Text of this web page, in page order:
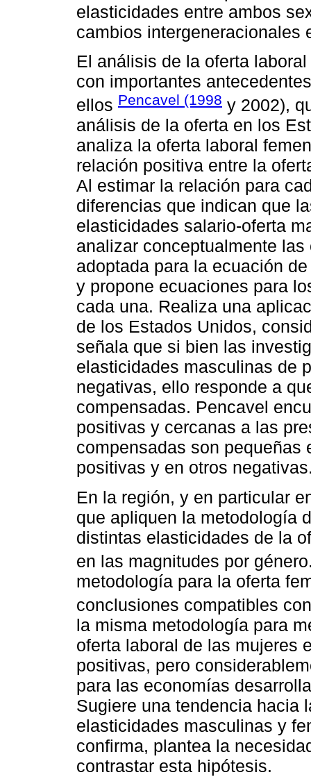
elasticidades entre ambos
cambios intergeneracionales
El análisis de la oferta
con importantes
ellos Pencavel (1998 y 2002),
análisis de la oferta en los
analiza la oferta laboral
relación positiva entre la
Al estimar la relación para
diferencias que indican que
elasticidades salario-oferta
analizar conceptualmente
adoptada para la ecuación
y propone ecuaciones para
cada una. Realiza una
de los Estados Unidos,
señala que si bien las
elasticidades masculinas de
negativas, ello responde a
compensadas. Pencavel
positivas y cercanas a las
compensadas son pequeñas
positivas y en otros
En la región, y en particular
que apliquen la metodología
distintas elasticidades de la
en las magnitudes por
metodología para la oferta
conclusiones compatibles
la misma metodología para
oferta laboral de las mujeres
positivas, pero
para las economías
Sugiere una tendencia hacia
elasticidades masculinas y
confirma, plantea la
contrastar esta hipótesis.